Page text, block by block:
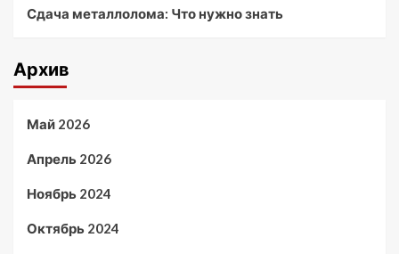
Сдача металлолома: Что нужно знать
Архив
Май 2026
Апрель 2026
Ноябрь 2024
Октябрь 2024